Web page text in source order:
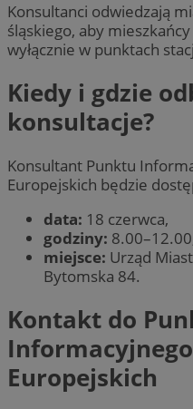
Konsultanci odwiedzają
śląskiego, aby
wyłącznie w punktach
Kiedy i gdzie
konsultacje?
Konsultant Punktu
Europejskich będzie
data: 18 czerwca,
godziny:
miejsce: Urząd
Bytomska 84.
Kontakt do
Europejskich